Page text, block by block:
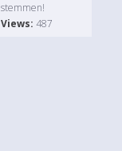
stemmen!
Views: 487